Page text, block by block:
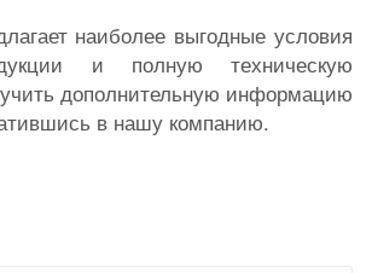
наиболее выгодные условия
и полную техническую
дополнительную информацию
в нашу компанию.